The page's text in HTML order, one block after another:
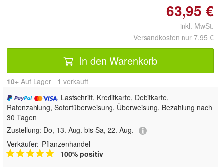
63,95 €
inkl. MwSt.
Versandkosten nur 7,95 €
In den Warenkorb
10+ Auf Lager 1 verkauft
, Lastschrift, Kreditkarte, Debitkarte,
Ratenzahlung, Sofortüberweisung, Überweisung, Bezahlung nach
30 Tagen
Zustellung: Do, 13. Aug. bis Sa, 22. Aug.
Verkäufer: Pflanzenhandel
100% positiv